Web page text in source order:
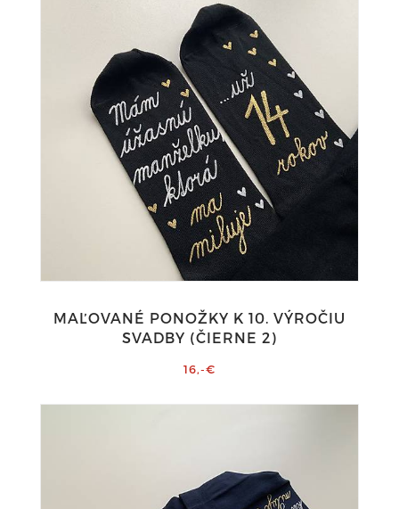
MAĽOVANÉ PONOŽKY K 10. VÝROČIU
SVADBY (ČIERNE 2)
16,-€